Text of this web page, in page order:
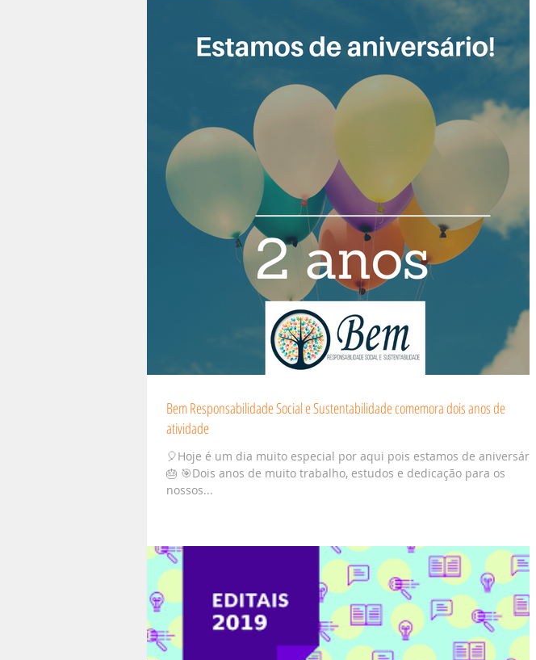
Bem Responsabilidade Social e Sustentabilidade comemora dois anos de
atividade
🎈Hoje é um dia muito especial por aqui pois estamos de aniversário!
🎂 🎯Dois anos de muito trabalho, estudos e dedicação para os
nossos...